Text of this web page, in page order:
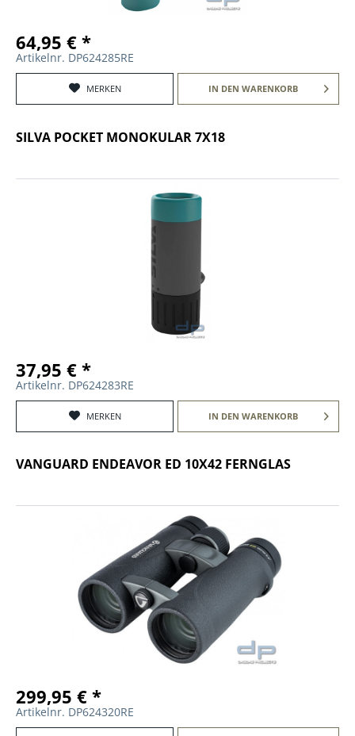
64,95 € *
Artikelnr. DP624285RE
MERKEN IN DEN WARENKORB
SILVA POCKET MONOKULAR 7X18
37,95 € *
Artikelnr. DP624283RE
MERKEN IN DEN WARENKORB
VANGUARD ENDEAVOR ED 10X42 FERNGLAS
299,95 € *
Artikelnr. DP624320RE